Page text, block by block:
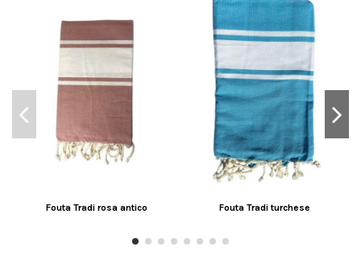
Fouta Tradi rosa antico Fouta Tradi turchese